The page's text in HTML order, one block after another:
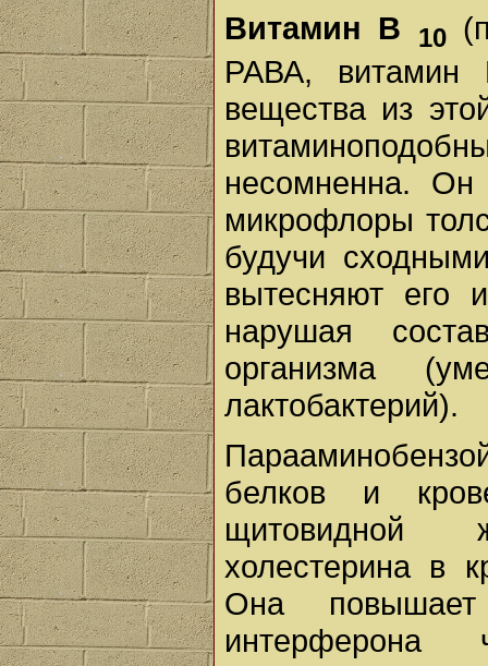
Витамин В
10
РАВА, витамин
вещества из
несомненна. Он
микрофлоры
будучи
вытесняют его
нарушая
организма
лактобактерий).
белков и
щитовидной
холестерина в
Она повышает